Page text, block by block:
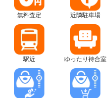
無料査定 近隣駐車場
駅近 ゆったり待合室